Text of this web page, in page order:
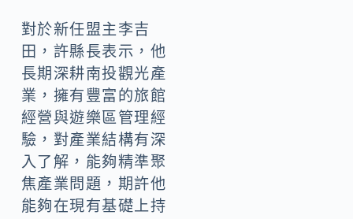
對於新任盟主李吉
田，許縣長表示，他
長期深耕南投觀光產
業，擁有豐富的旅館
經營與遊樂區管理經
驗，對產業結構有深
入了解，能夠精準聚
焦產業問題，期許他
能夠在現有基礎上持